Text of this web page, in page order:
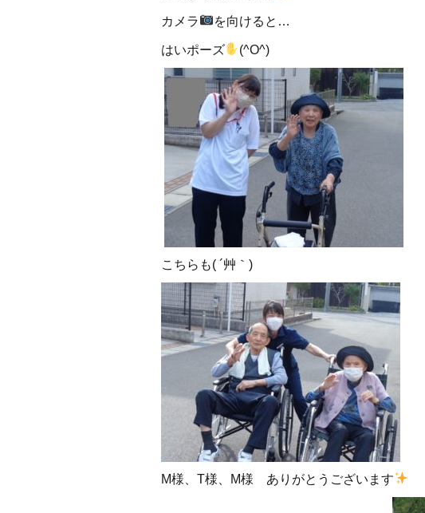
カメラ を向けると…
はいポーズ (^O^)
こちらも( ´艸｀)
M様、T様、M様 ありがとうございます